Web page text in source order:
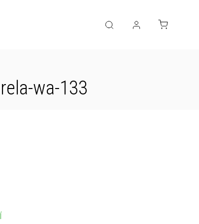
Výprodej Bižuterie
wa-133